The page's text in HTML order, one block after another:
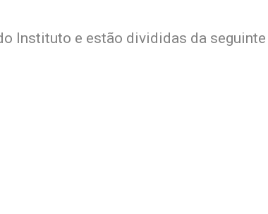
Instituto e estão divididas da seguinte